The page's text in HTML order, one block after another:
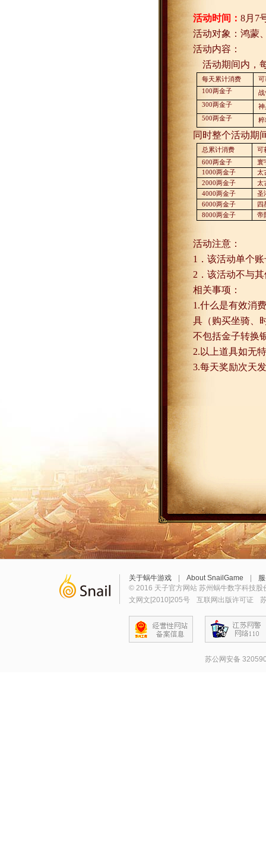
活动时间： 8月 7
活动对象：鸿蒙
活动内容：
活动期间内，
每天累计消费
可
100两金子
战
300两金子
神
500两金子 粹
同时整个活动期
总累计消费
可
600两金子
寰
1000两金子
太
2000两金子
太
4000两金子
圣
6000两金子
四
8000两金子 帝
活动注意：
1 ．该活动单个
2 ．该活动不与
相关事项：
1.什么是有效消
具（购买坐骑、
不包括金子转换
2. 以上道具如无
3.每天奖励次天
关于蜗牛游戏 About SnailGame
© 2016 天子官方网站 苏州蜗牛数字科技
文网文[2010]205号
互联网出版许可证
苏公网安备